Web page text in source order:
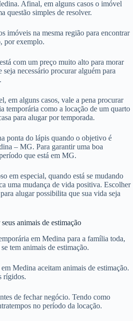
Afinal, em alguns casos o imóvel
questão simples de resolver.
imóveis na mesma região para encontrar
por exemplo.
com um preço muito alto para morar
necessário procurar alguém para
em alguns casos, vale a pena procurar
temporária como a locação de um quarto
para alugar por temporada.
ponta do lápis quando o objetivo é
– MG. Para garantir uma boa
que está em MG.
em especial, quando está se mudando
uma mudança de vida positiva. Escolher
alugar possibilita que sua vida seja
animais de estimação
em Medina para a família toda,
tem animais de estimação.
Medina aceitam animais de estimação.
rígidos.
de fechar negócio. Tendo como
no período da locação.